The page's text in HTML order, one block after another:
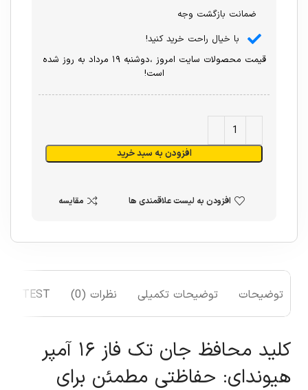
ضمانت بازگشت وجه
با خیال راحت خرید کنید!
قیمت محصولات سایت امروز ،دوشنبه ۱۹ مرداد به روز شده
است!
افزودن به سبد خرید
افزودن به لیست علاقمندی ها مقایسه
توضیحات توضیحات تکمیلی نظرات (0) TEST
کلید محافظ جان تک فاز ۱۶ آمپر
هیوندای: حفاظتی مطمئن برای